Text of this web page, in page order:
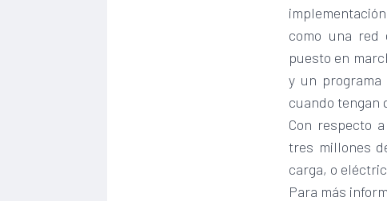
como una red
puesto en
y un
cuando tengan
Con respecto
tres millones
carga, o
Para más